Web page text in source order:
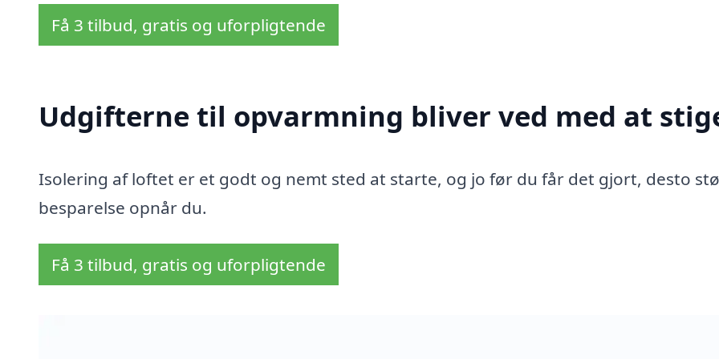
Få 3 tilbud, gratis og uforpligtende
Udgifterne til opvarmning bliver ved med at
Isolering af loftet er et godt og nemt sted at starte, og jo før du får det gjort, desto
besparelse opnår du.
Få 3 tilbud, gratis og uforpligtende